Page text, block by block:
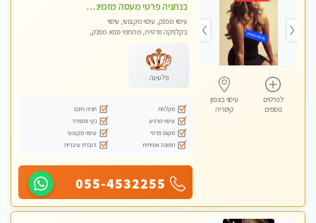
לפרטים
נוספים
עיסוי בצפון
קיסריה
בנתניה פרטי מעסה מזמינה אותך למפגש אחד על אחד בלי שותפות! פינוק מרגיע vip
עיסוי מפנק, עיסוי מקצועי, עיסוי
בקלניקה פרטית, מתחמי ספא מפנק,
פלטינה
מקלחת
חניה חינם
עיסוי מרגיע
נקי ומסודר
מקום פרטי
עיסוי מקצועי
תמונה אמיתית
דוברת עיברית
055-4532255